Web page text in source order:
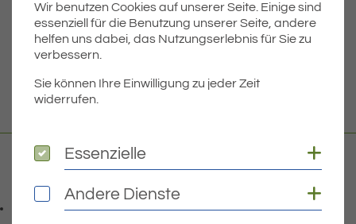
Dateigröße 5.23 MB
DOWNLOAD
07541 9708-0
Telefonnummer: 0 7 5 4 1 9 7 0 8 0
Wir benutzen Cookies auf unserer Seite. Einige sind
essenziell für die Benutzung unserer Seite, andere
helfen uns dabei, das Nutzungserlebnis für Sie zu
verbessern.
Sie können Ihre Einwilligung zu jeder Zeit
widerrufen.
Essenzielle
Essenzielle
Andere Dienste
Andere Dienste